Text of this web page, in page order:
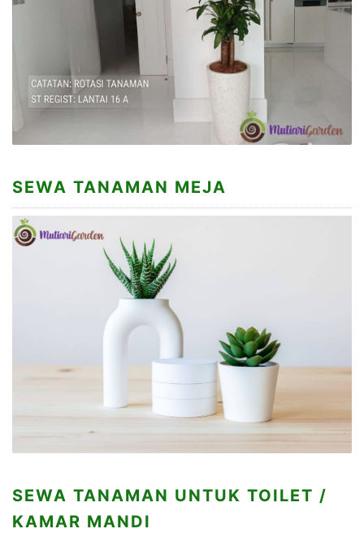
SEWA TANAMAN MEJA
SEWA TANAMAN UNTUK TOILET /
KAMAR MANDI